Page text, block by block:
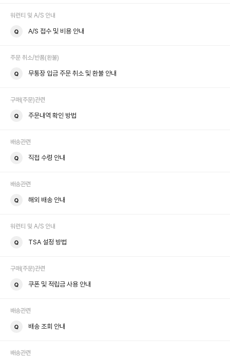
워런티 및 A/S 안내
A/S 접수 및 비용 안내
주문 취소/반품(환불)
무통장 입금 주문 취소 및 환불 안내
구매(주문)관련
주문내역 확인 방법
배송관련
직접 수령 안내
배송관련
해외 배송 안내
워런티 및 A/S 안내
TSA 설정 방법
구매(주문)관련
쿠폰 및 적립금 사용 안내
배송관련
배송 조회 안내
배송관련